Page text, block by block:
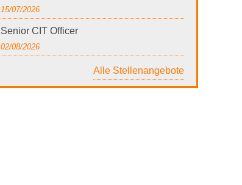
15/07/2026
Senior CIT Officer
02/08/2026
Alle Stellenangebote